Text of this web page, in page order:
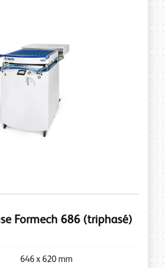
Formech 686 (triphasé)
646 x 620 mm